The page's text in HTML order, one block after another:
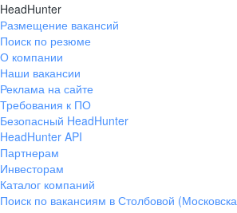
HeadHunter
Размещение вакансий
Поиск по резюме
О компании
Наши вакансии
Реклама на сайте
Требования к ПО
Безопасный HeadHunter
HeadHunter API
Партнерам
Инвесторам
Каталог компаний
Поиск по вакансиям в Столбовой